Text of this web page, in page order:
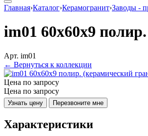
Главная›Каталог›Керамогранит›Заводы -
im01 60x60x9
Арт. im01
← Вернуться к коллекции
Цена по запросу
Цена по запросу
Узнать цену Перезвоните мне
Характеристики